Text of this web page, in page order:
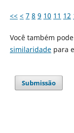
<< < 7 8 9 10 11 12
Você também pode
similaridadepara
Submissão